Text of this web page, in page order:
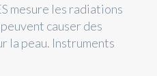
mesure les radiations
causer des
la peau. Instruments